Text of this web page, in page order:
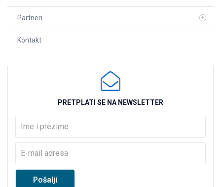
Partneri
Kontakt
PRETPLATI SE NA NEWSLETTER